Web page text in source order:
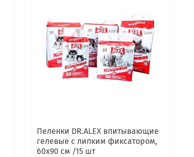
Пеленки DR.ALEX впитывающие
гелевые с липким фиксатором,
60х90 см /15 шт